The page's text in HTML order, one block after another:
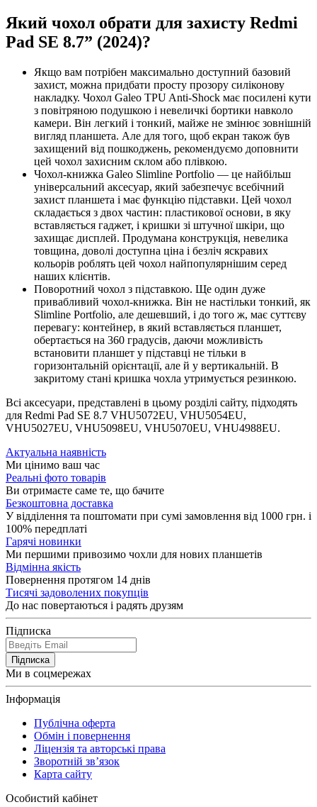
Який чохол обрати для захисту Redmi
Pad SE 8.7” (2024)?
Якщо вам потрібен максимально доступний базовий
захист, можна придбати просту прозору силіконову
накладку. Чохол Galeo TPU Anti-Shock має посилені кути
з повітряною подушкою і невеличкі бортики навколо
камери. Він легкий і тонкий, майже не змінює зовнішній
вигляд планшета. Але для того, щоб екран також був
захищений від пошкоджень, рекомендуємо доповнити
цей чохол захисним склом або плівкою.
Чохол-книжка Galeo Slimline Portfolio — це найбільш
універсальний аксесуар, який забезпечує всебічний
захист планшета і має функцію підставки. Цей чохол
складається з двох частин: пластикової основи, в яку
вставляється гаджет, і кришки зі штучної шкіри, що
захищає дисплей. Продумана конструкція, невелика
товщина, доволі доступна ціна і безліч яскравих
кольорів роблять цей чохол найпопулярнішим серед
наших клієнтів.
Поворотний чохол з підставкою. Ще один дуже
привабливий чохол-книжка. Він не настільки тонкий, як
Slimline Portfolio, але дешевший, і до того ж, має суттєву
перевагу: контейнер, в який вставляється планшет,
обертається на 360 градусів, даючи можливість
встановити планшет у підставці не тільки в
горизонтальній орієнтації, але й у вертикальній. В
закритому стані кришка чохла утримується резинкою.
Всі аксесуари, представлені в цьому розділі сайту, підходять
для Redmi Pad SE 8.7 VHU5072EU, VHU5054EU,
VHU5027EU, VHU5098EU, VHU5070EU, VHU4988EU.
Актуальна наявність
Ми цінимо ваш час
Реальні фото товарів
Ви отримаєте саме те, що бачите
Безкоштовна доставка
У відділення та поштомати при сумі замовлення від 1000 грн. і
100% передплаті
Гарячі новинки
Ми першими привозимо чохли для нових планшетів
Відмінна якість
Повернення протягом 14 днів
Тисячі задоволених покупців
До нас повертаються і радять друзям
Підписка
Підписка
Ми в соцмережах
Інформація
Публічна оферта
Обмін і повернення
Ліцензія та авторські права
Зворотній зв’язок
Карта сайту
Особистий кабінет